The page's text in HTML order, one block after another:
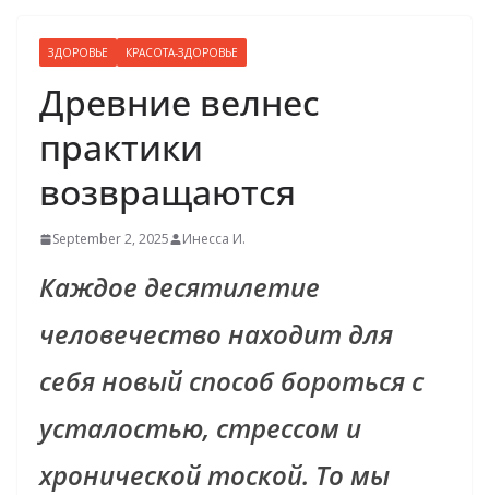
ЗДОРОВЬЕ КРАСОТА-ЗДОРОВЬЕ
Древние велнес
практики
возвращаются
September 2, 2025 Инесса И.
Каждое десятилетие
человечество находит для
себя новый способ бороться с
усталостью, стрессом и
хронической тоской. То мы